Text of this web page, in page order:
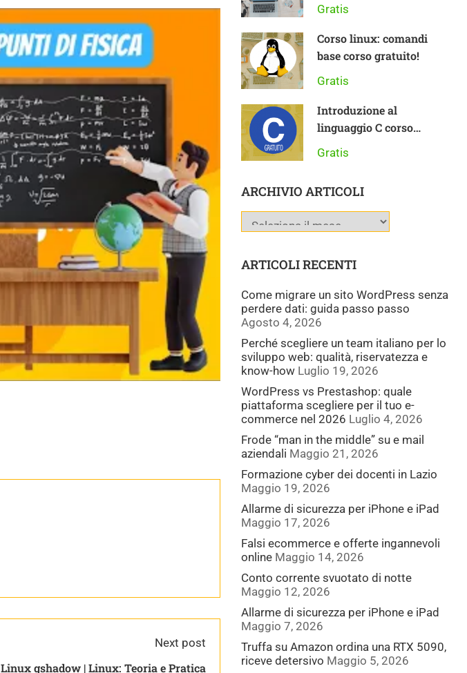
Next post
Linux gshadow | Linux: Teoria e Pratica
Gratis
Corso linux: comandi
base corso gratuito!
Gratis
Introduzione al
linguaggio C corso
gratuito
Gratis
ARCHIVIO ARTICOLI
ARTICOLI RECENTI
Come migrare un sito WordPress senza
perdere dati: guida passo passo
Agosto 4, 2026
Perché scegliere un team italiano per lo
sviluppo web: qualità, riservatezza e
know-how Luglio 19, 2026
WordPress vs Prestashop: quale
piattaforma scegliere per il tuo e-
commerce nel 2026 Luglio 4, 2026
Frode “man in the middle” su e mail
aziendali Maggio 21, 2026
Formazione cyber dei docenti in Lazio
Maggio 19, 2026
Allarme di sicurezza per iPhone e iPad
Maggio 17, 2026
Falsi ecommerce e offerte ingannevoli
online Maggio 14, 2026
Conto corrente svuotato di notte
Maggio 12, 2026
Allarme di sicurezza per iPhone e iPad
Maggio 7, 2026
Truffa su Amazon ordina una RTX 5090,
riceve detersivo Maggio 5, 2026